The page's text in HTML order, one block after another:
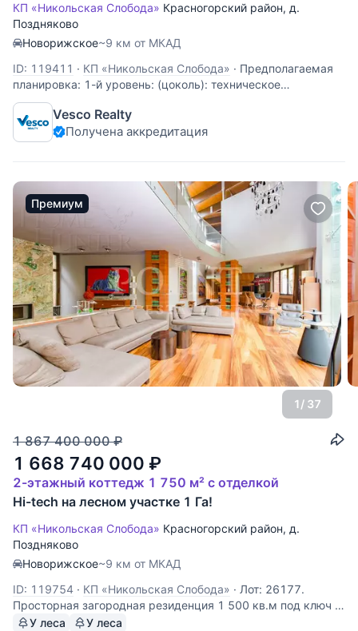
КП «Никольская Слобода» Красногорский район, д.
Поздняково
Новорижское~9 км от МКАД
ID: 119411 · КП «Никольская Слобода» · Предполагаемая
планировка: 1-й уровень: (цоколь): техническое
помещение; 2-й уровень: двусветная гостиная с камином,
кухня, совмещенная с обеденной зоной, спальня с
санузлом, гардеробная, полноценный и гостевой санузлы,
Vesco Realty
Получена аккредитация
Премиум
1/ 37
1 867 400 000 ₽
1 668 740 000 ₽
2-этажный коттедж 1 750 м² с отделкой
Hi-tech на лесном участке 1 Га!
КП «Никольская Слобода» Красногорский район, д.
Поздняково
Новорижское~9 км от МКАД
ID: 119754 · КП «Никольская Слобода» · Лот: 26177.
Просторная загородная резиденция 1 500 кв.м под ключ с
мебелью располагается лесном участке 1 Га, с
У леса У леса